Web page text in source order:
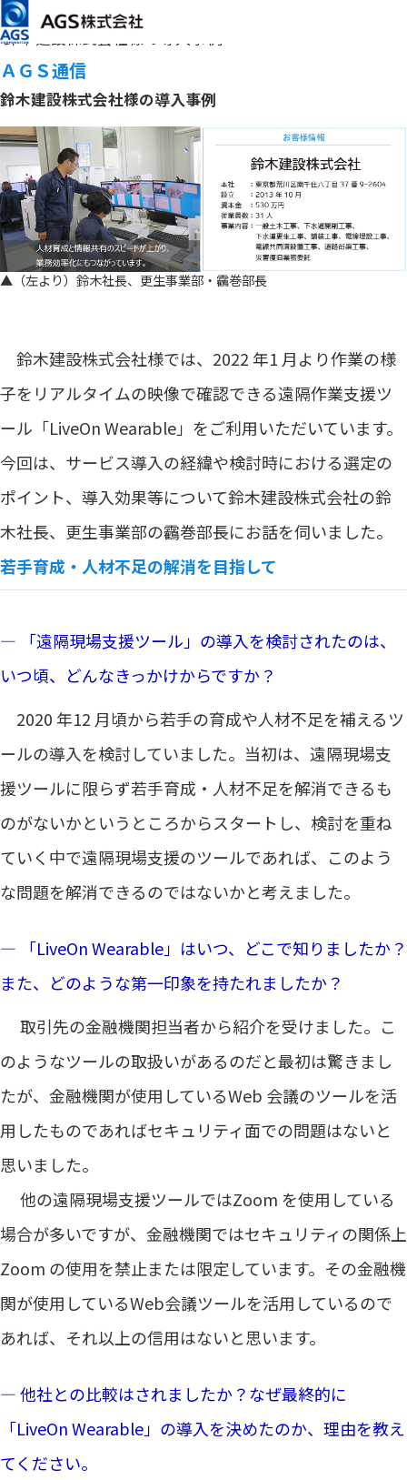
メインコンテンツまでスキップ
HOME ＡＧＳ通信第19号（2022年7月）
鈴木建設株式会社様の導入事例
ＡＧＳ通信
鈴木建設株式会社様の導入事例
▲（左より）鈴木社長、更生事業部・靏巻部長
鈴木建設株式会社様では、2022 年1 月より作業の様
子をリアルタイムの映像で確認できる遠隔作業支援ツ
ール「LiveOn Wearable」をご利用いただいています。
今回は、サービス導入の経緯や検討時における選定の
ポイント、導入効果等について鈴木建設株式会社の鈴
木社長、更生事業部の靏巻部長にお話を伺いました。
若手育成・人材不足の解消を目指して
― 「遠隔現場支援ツール」の導入を検討されたのは、
いつ頃、どんなきっかけからですか？
2020 年12 月頃から若手の育成や人材不足を補えるツ
ールの導入を検討していました。当初は、遠隔現場支
援ツールに限らず若手育成・人材不足を解消できるも
のがないかというところからスタートし、検討を重ね
ていく中で遠隔現場支援のツールであれば、このよう
な問題を解消できるのではないかと考えました。
― 「LiveOn Wearable」はいつ、どこで知りましたか？
また、どのような第一印象を持たれましたか？
取引先の金融機関担当者から紹介を受けました。こ
のようなツールの取扱いがあるのだと最初は驚きまし
たが、金融機関が使用しているWeb 会議のツールを活
用したものであればセキュリティ面での問題はないと
思いました。
他の遠隔現場支援ツールではZoom を使用している
場合が多いですが、金融機関ではセキュリティの関係上
Zoom の使用を禁止または限定しています。その金融機
関が使用しているWeb会議ツールを活用しているので
あれば、それ以上の信用はないと思います。
― 他社との比較はされましたか？なぜ最終的に
「LiveOn Wearable」の導入を決めたのか、理由を教え
てください。